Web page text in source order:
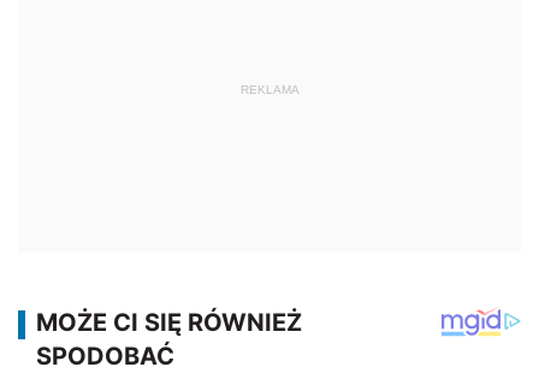
REKLAMA